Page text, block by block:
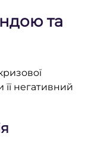
та
негативний